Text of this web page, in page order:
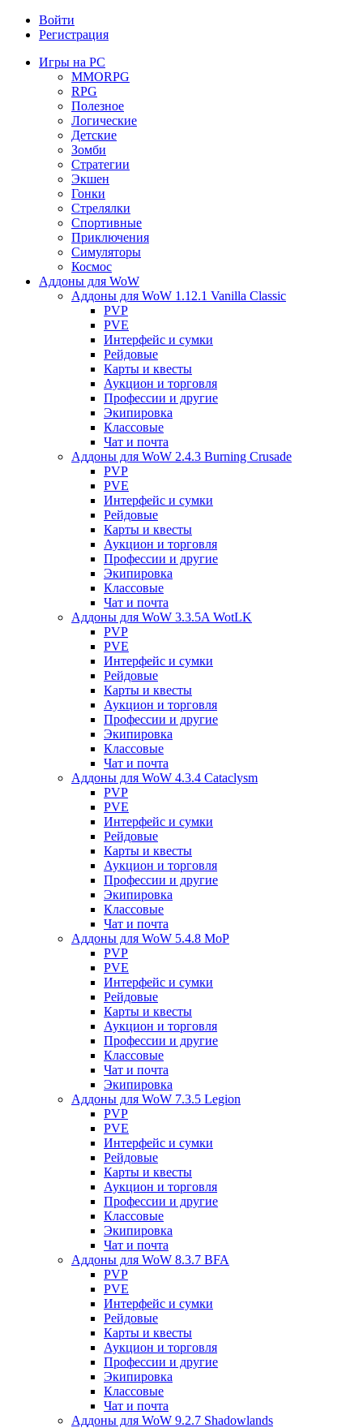
Войти
Регистрация
Игры на PC
MMORPG
RPG
Полезное
Логические
Детские
Зомби
Стратегии
Экшен
Гонки
Стрелялки
Спортивные
Приключения
Симуляторы
Космос
Аддоны для WoW
Аддоны для WoW 1.12.1 Vanilla Classic
PVP
PVE
Интерфейс и сумки
Рейдовые
Карты и квесты
Аукцион и торговля
Профессии и другие
Экипировка
Классовые
Чат и почта
Аддоны для WoW 2.4.3 Burning Crusade
PVP
PVE
Интерфейс и сумки
Рейдовые
Карты и квесты
Аукцион и торговля
Профессии и другие
Экипировка
Классовые
Чат и почта
Аддоны для WoW 3.3.5A WotLK
PVP
PVE
Интерфейс и сумки
Рейдовые
Карты и квесты
Аукцион и торговля
Профессии и другие
Экипировка
Классовые
Чат и почта
Аддоны для WoW 4.3.4 Cataclysm
PVP
PVE
Интерфейс и сумки
Рейдовые
Карты и квесты
Аукцион и торговля
Профессии и другие
Экипировка
Классовые
Чат и почта
Аддоны для WoW 5.4.8 MoP
PVP
PVE
Интерфейс и сумки
Рейдовые
Карты и квесты
Аукцион и торговля
Профессии и другие
Классовые
Чат и почта
Экипировка
Аддоны для WoW 7.3.5 Legion
PVP
PVE
Интерфейс и сумки
Рейдовые
Карты и квесты
Аукцион и торговля
Профессии и другие
Классовые
Экипировка
Чат и почта
Аддоны для WoW 8.3.7 BFA
PVP
PVE
Интерфейс и сумки
Рейдовые
Карты и квесты
Аукцион и торговля
Профессии и другие
Экипировка
Классовые
Чат и почта
Аддоны для WoW 9.2.7 Shadowlands